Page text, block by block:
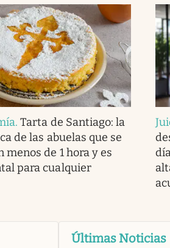
.Tarta de Santiago: la
de las abuelas que se
menos de 1 hora y es
para cualquier
Últimas Noticias